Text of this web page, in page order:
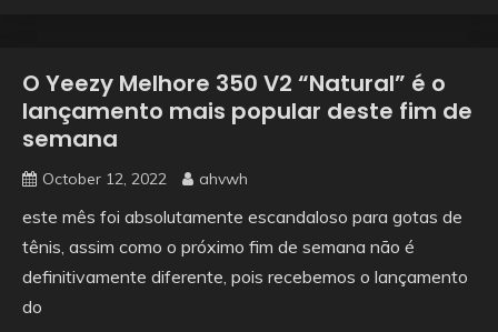
O Yeezy Melhore 350 V2 “Natural” é o
lançamento mais popular deste fim de
semana
October 12, 2022 ahvwh
este mês foi absolutamente escandaloso para gotas de
tênis, assim como o próximo fim de semana não é
definitivamente diferente, pois recebemos o lançamento
do